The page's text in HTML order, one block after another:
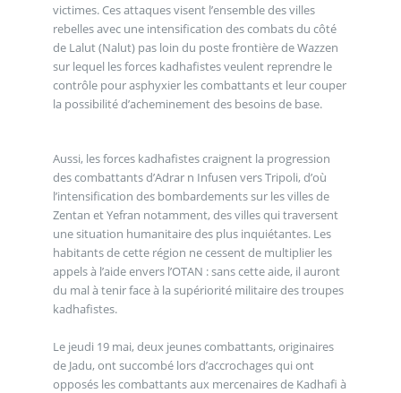
victimes. Ces attaques visent l’ensemble des villes
rebelles avec une intensification des combats du côté
de Lalut (Nalut) pas loin du poste frontière de Wazzen
sur lequel les forces kadhafistes veulent reprendre le
contrôle pour asphyxier les combattants et leur couper
la possibilité d’acheminement des besoins de base.
Aussi, les forces kadhafistes craignent la progression
des combattants d’Adrar n Infusen vers Tripoli, d’où
l’intensification des bombardements sur les villes de
Zentan et Yefran notamment, des villes qui traversent
une situation humanitaire des plus inquiétantes. Les
habitants de cette région ne cessent de multiplier les
appels à l’aide envers l’OTAN : sans cette aide, il auront
du mal à tenir face à la supériorité militaire des troupes
kadhafistes.
Le jeudi 19 mai, deux jeunes combattants, originaires
de Jadu, ont succombé lors d’accrochages qui ont
opposés les combattants aux mercenaires de Kadhafi à